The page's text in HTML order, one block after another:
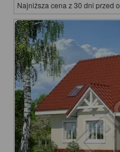
Najniższa cena z 30 dni przed